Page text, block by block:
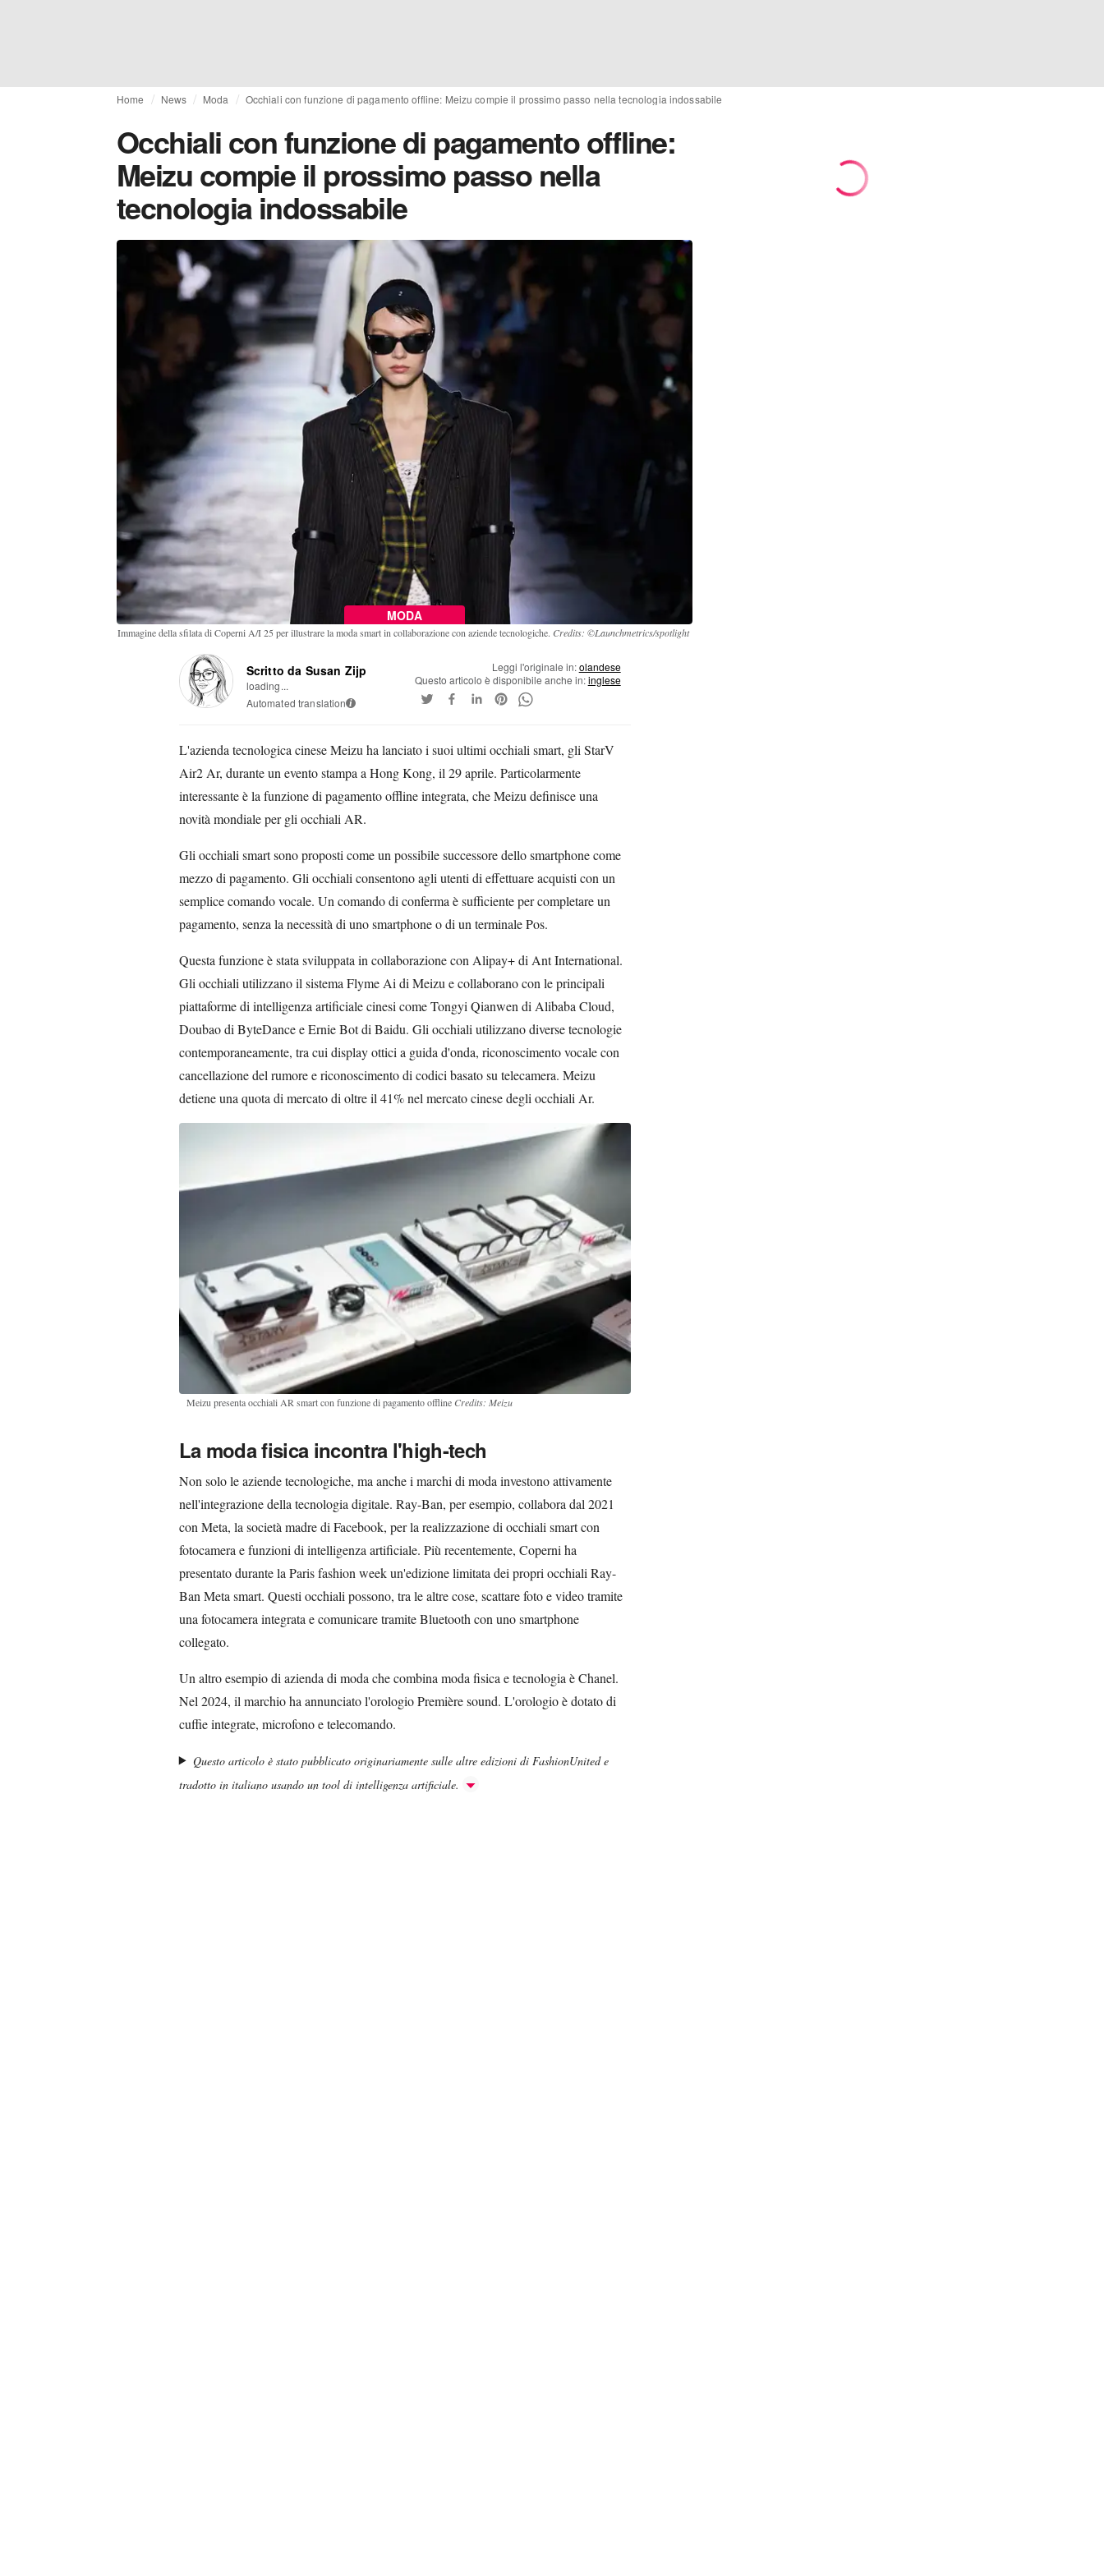
Home News Moda Occhiali con funzione di pagamento offline: Meizu compie il prossimo passo nella tecnologia indossabile
Occhiali con funzione di pagamento offline:
Meizu compie il prossimo passo nella
tecnologia indossabile
MODA
Immagine della sfilata di Coperni A/I 25 per illustrare la moda smart in collaborazione con aziende tecnologiche. Credits: ©Launchmetrics/spotlight
Scritto da Susan Zijp
loading...
Automated translation i
Leggi l'originale in:olandese
Questo articolo è disponibile anche in:inglese
L'azienda tecnologica cinese Meizu ha lanciato i suoi ultimi occhiali smart, gli StarV
Air2 Ar, durante un evento stampa a Hong Kong, il 29 aprile. Particolarmente
interessante è la funzione di pagamento offline integrata, che Meizu definisce una
novità mondiale per gli occhiali AR.
Gli occhiali smart sono proposti come un possibile successore dello smartphone come
mezzo di pagamento. Gli occhiali consentono agli utenti di effettuare acquisti con un
semplice comando vocale. Un comando di conferma è sufficiente per completare un
pagamento, senza la necessità di uno smartphone o di un terminale Pos.
Questa funzione è stata sviluppata in collaborazione con Alipay+ di Ant International.
Gli occhiali utilizzano il sistema Flyme Ai di Meizu e collaborano con le principali
piattaforme di intelligenza artificiale cinesi come Tongyi Qianwen di Alibaba Cloud,
Doubao di ByteDance e Ernie Bot di Baidu. Gli occhiali utilizzano diverse tecnologie
contemporaneamente, tra cui display ottici a guida d'onda, riconoscimento vocale con
cancellazione del rumore e riconoscimento di codici basato su telecamera. Meizu
detiene una quota di mercato di oltre il 41% nel mercato cinese degli occhiali Ar.
Meizu presenta occhiali AR smart con funzione di pagamento offline Credits: Meizu
La moda fisica incontra l'high-tech
Non solo le aziende tecnologiche, ma anche i marchi di moda investono attivamente
nell'integrazione della tecnologia digitale. Ray-Ban, per esempio, collabora dal 2021
con Meta, la società madre di Facebook, per la realizzazione di occhiali smart con
fotocamera e funzioni di intelligenza artificiale. Più recentemente, Coperni ha
presentato durante la Paris fashion week un'edizione limitata dei propri occhiali Ray-
Ban Meta smart. Questi occhiali possono, tra le altre cose, scattare foto e video tramite
una fotocamera integrata e comunicare tramite Bluetooth con uno smartphone
collegato.
Un altro esempio di azienda di moda che combina moda fisica e tecnologia è Chanel.
Nel 2024, il marchio ha annunciato l'orologio Première sound. L'orologio è dotato di
cuffie integrate, microfono e telecomando.
Questo articolo è stato pubblicato originariamente sulle altre edizioni di FashionUnited e
tradotto in italiano usando un tool di intelligenza artificiale.